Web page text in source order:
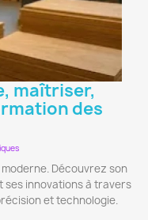
maîtriser,
des
Découvrez son
ses innovations à travers
et technologie.